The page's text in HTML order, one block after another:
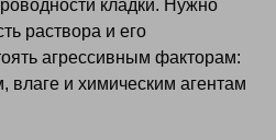
кладки. Нужно
раствора и его
агрессивным факторам:
влаге и химическим агентам